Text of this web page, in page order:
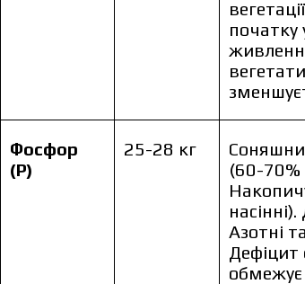
початку
Фосфор
(P)
25-28 кг
(60-70%
Азотні
обмежує
Ціна залежить від об’єму
ціни заповніть дані: